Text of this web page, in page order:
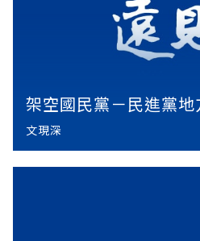
架空國民黨－民進黨
文現深